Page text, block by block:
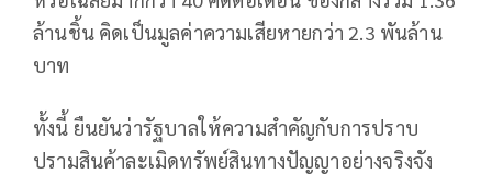
ล้านชิ้น คิดเป็นมูลค่าความเสียหายกว่า 2.3 พันล้าน
บาท
ทั้งนี้ ยืนยันว่ารัฐบาลให้ความสำคัญกับการปราบ
ปรามสินค้าละเมิดทรัพย์สินทางปัญญาอย่างจริงจัง